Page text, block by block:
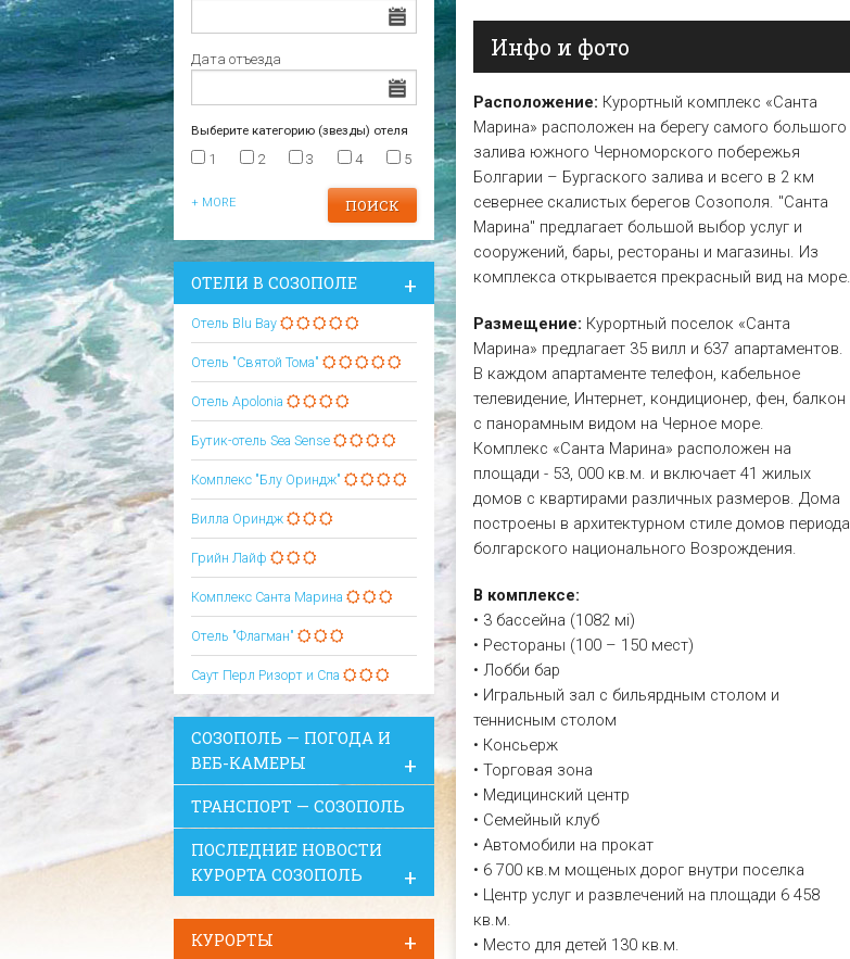
Варна
Отели в Царево
Отели в Варне
Инфо и фото
Расположение: Курортный комплекс «Санта
Марина» расположен на берегу самого большого
залива южного Черноморского побережья
Болгарии – Бургаского залива и всего в 2 км
севернее скалистых берегов Созополя. "Санта
Марина" предлагает большой выбор услуг и
сооружений, бары, рестораны и магазины. Из
комплекса открывается прекрасный вид на море.
Размещение: Курортный поселок «Санта
Марина» предлагает 35 вилл и 637 апартаментов.
В каждом апартаменте телефон, кабельное
телевидение, Интернет, кондиционер, фен, балкон
с панорамным видом на Черное море.
Комплекс «Санта Марина» расположен на
площади - 53, 000 кв.м. и включает 41 жилых
домов с квартирами различных размеров. Дома
построены в архитектурном стиле домов периода
болгарского национального Возрождения.
В комплексе:
• 3 бассейна (1082 мі)
• Рестораны (100 – 150 мест)
• Лобби бар
• Игральный зал с бильярдным столом и
теннисным столом
• Консьерж
• Торговая зона
• Медицинский центр
• Семейный клуб
• Автомобили на прокат
• 6 700 кв.м мощеных дорог внутри поселка
• Центр услуг и развлечений на площади 6 458
кв.м.
• Место для детей 130 кв.м.
Дата отъезда
Выберите категорию (звезды) отеля
1 2 3 4 5
+ MORE
ОТЕЛИ В СОЗОПОЛЕ
Oтель Blu Bay
Отель "Святой Тома"
Oтель Apolonia
Бутик-отель Sea Sense
Комплекс "Блу Ориндж"
Вилла Ориндж
Грийн Лайф
Комплекс Санта Марина
Отель "Флагман"
Саут Перл Ризорт и Спа
СОЗОПОЛЬ — ПОГОДА И
ВЕБ-КАМЕРЫ
ТРАНСПОРТ — СОЗОПОЛЬ
ПОСЛЕДНИЕ НОВОСТИ
КУРОРТА СОЗОПОЛЬ
КУРОРТЫ